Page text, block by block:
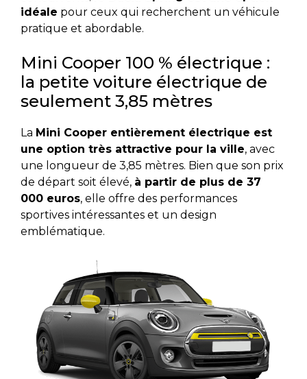
idéale pour ceux qui recherchent un véhicule
pratique et abordable.
Mini Cooper 100 % électrique :
la petite voiture électrique de
seulement 3,85 mètres
La Mini Cooper entièrement électrique est
une option très attractive pour la ville, avec
une longueur de 3,85 mètres. Bien que son prix
de départ soit élevé, à partir de plus de 37
000 euros, elle offre des performances
sportives intéressantes et un design
emblématique.